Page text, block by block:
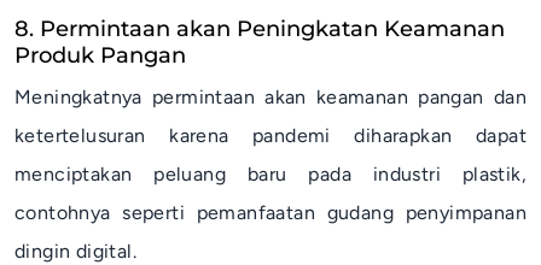
8. Permintaan akan Peningkatan Keamanan
Produk Pangan
Meningkatnya permintaan akan keamanan pangan dan
ketertelusuran karena pandemi diharapkan dapat
menciptakan peluang baru pada industri plastik,
contohnya seperti pemanfaatan gudang penyimpanan
dingin digital.